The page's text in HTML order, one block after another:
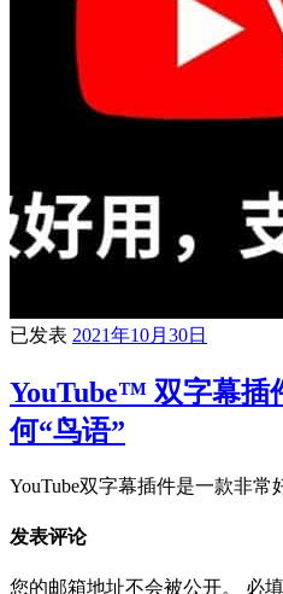
已发表 2021年10月30日
YouTube™ 双字幕插
何“鸟语”
YouTube双字幕插件是一款非
发表评论
您的邮箱地址不会被公开。 必